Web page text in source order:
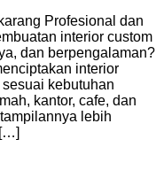
Profesional dan
interior custom
dan berpengalaman?
interior
kebutuhan
kantor, cafe, dan
lebih